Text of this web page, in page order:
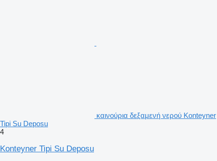
καινούρια δεξαμενή νερού Konteyner
Tipi Su Deposu
4
Konteyner Tipi Su Deposu